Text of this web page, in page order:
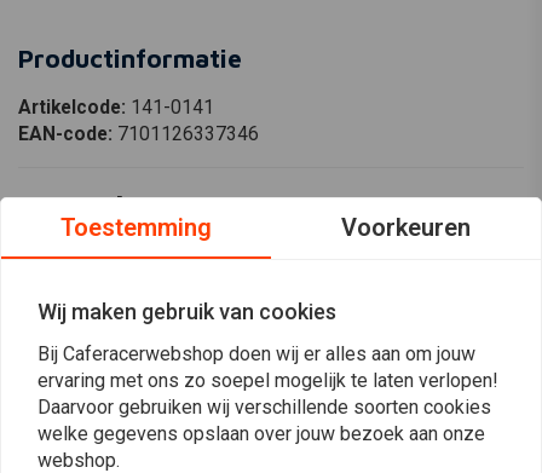
Productinformatie
Artikelcode: 141-0141
EAN-code: 7101126337346
Honda CBF 500 2004>
Voorvorkveren Set
vorkveren, speciaal ontworpen voor de Honda CBF 500 modellen vanaf
2004. Deze hoogwaardige vorkveren zijn ontworpen om de
rijeigenschappen en het rijgedrag te verbeteren en zorgen voor een
soepelere en meer gecontroleerde rit. De progressieve
wikkeltechnologie zorgt ervoor dat de veren sterker worden naarmate
Lees meer
Toestemming Voorkeuren
Wij maken gebruik van cookies
Bij Caferacerwebshop doen wij er alles aan om jouw
ervaring met ons zo soepel mogelijk te laten verlopen!
Daarvoor gebruiken wij verschillende soorten cookies
welke gegevens opslaan over jouw bezoek aan onze
webshop.